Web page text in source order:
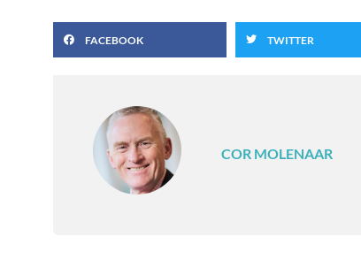
FACEBOOK TWITTER
COR MOLENAAR